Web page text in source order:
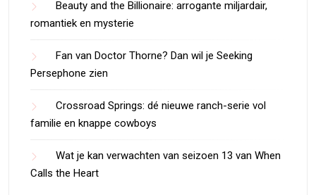
Beauty and the Billionaire: arrogante miljardair,
romantiek en mysterie
Fan van Doctor Thorne? Dan wil je Seeking
Persephone zien
Crossroad Springs: dé nieuwe ranch-serie vol
familie en knappe cowboys
Wat je kan verwachten van seizoen 13 van When
Calls the Heart